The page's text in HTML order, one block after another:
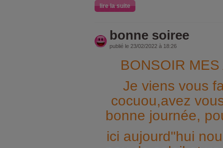
lire la suite
bonne soiree
publié le 23/02/2022 à 18:26
BONSOIR
Je viens vous
cocuou,avez
bonne journée,
ici aujourd"hui